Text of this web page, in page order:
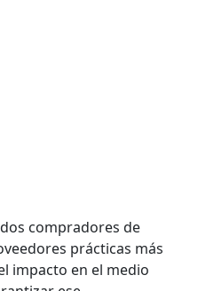
compradores de
prácticas más
impacto en el medio